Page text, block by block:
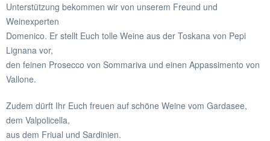
Unterstützung bekommen wir von unserem Freund und
Weinexperten
Domenico. Er stellt Euch tolle Weine aus der Toskana von Pepi
Lignana vor,
den feinen Prosecco von Sommariva und einen Appassimento von
Vallone.
Zudem dürft Ihr Euch freuen auf schöne Weine vom Gardasee,
dem Valpolicella,
aus dem Friual und Sardinien.